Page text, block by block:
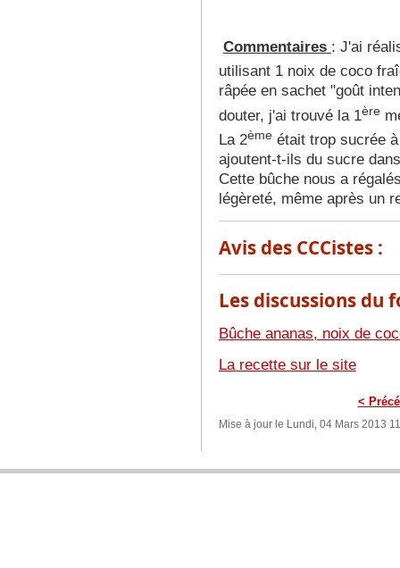
Commentaires : J'ai
utilisant 1 noix de coco
râpée en sachet "goût
douter, j'ai trouvé la 1ère
La 2èmeétait trop sucrée à
ajoutent-t-ils du sucre
Cette bûche nous a
légèreté, même après un
Avis des CCCistes :
Les discussions du
Bûche ananas, noix de
La recette sur le site
<
Mise à jour le Lundi, 04 Mars 2013